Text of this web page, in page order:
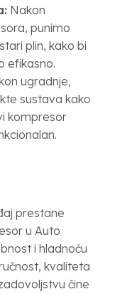
Nakon
punimo
plin, kako bi
efikasno.
ugradnje,
sustava kako
kompresor
prestane
u Auto
i hladnoću
kvaliteta
čine